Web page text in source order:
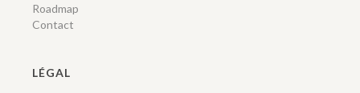
Roadmap
Contact
LÉGAL